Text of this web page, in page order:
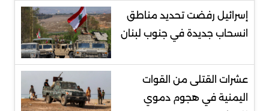
إسرائيل رفضت تحديد مناطق
انسحاب جديدة في جنوب لبنان
عشرات القتلى من القوات
اليمنية في هجوم دموي